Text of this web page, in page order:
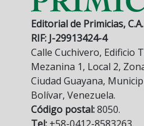
Editorial de Primicias, C.A.
RIF: J-29913424-4
Calle Cuchivero, Edificio
Mezanina 1, Local 2,
Ciudad Guayana,
Bolívar, Venezuela.
Código postal:8050.